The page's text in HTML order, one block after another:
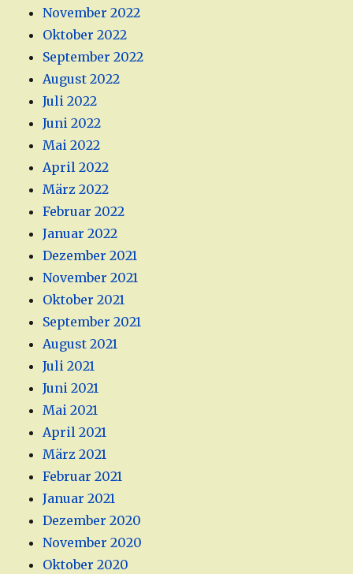
November 2022
Oktober 2022
September 2022
August 2022
Juli 2022
Juni 2022
Mai 2022
April 2022
März 2022
Februar 2022
Januar 2022
Dezember 2021
November 2021
Oktober 2021
September 2021
August 2021
Juli 2021
Juni 2021
Mai 2021
April 2021
März 2021
Februar 2021
Januar 2021
Dezember 2020
November 2020
Oktober 2020